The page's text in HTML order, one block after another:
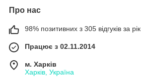
Про нас
98% позитивних з 305 відгуків за рік
Працює з 02.11.2014
м. Харків
Харків, Україна